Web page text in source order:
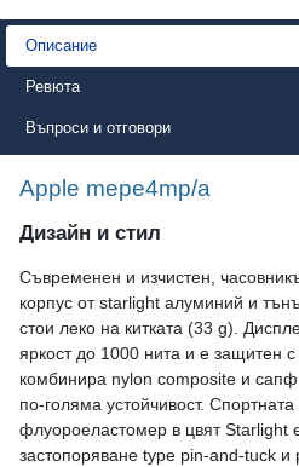
Описание
Ревюта
Въпроси и отговори
Apple mepe4mp/a
Дизайн и стил
Съвременен и изчистен,
корпус от starlight алуминий и
стои леко на китката (33 g).
яркост до 1000 нита и е защитен
комбинира nylon composite и
по‑голяма устойчивост.
флуороеластомер в цвят Starlight
застопоряване type pin‑and‑tuck